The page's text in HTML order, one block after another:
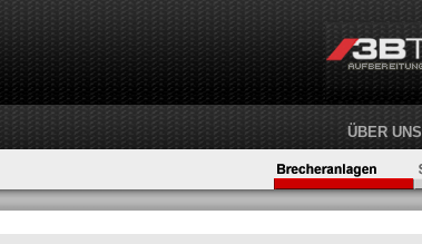
ÜBER UNS